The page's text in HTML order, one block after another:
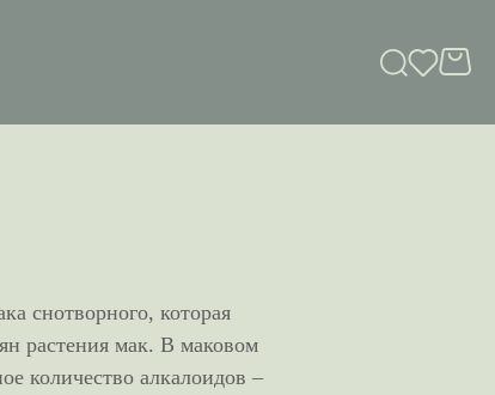
снотворного, которая
растения мак. В маковом
количество алкалоидов –